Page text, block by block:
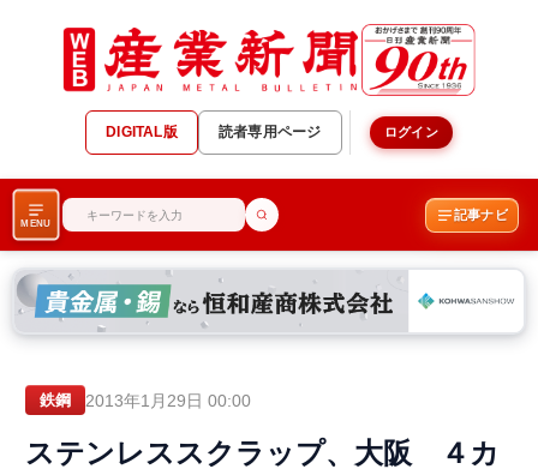
DIGITAL版 読者専用ページ ログイン
MENU
記事ナビ
鉄鋼 2013年1月29日 00:00
ステンレススクラップ、大阪 ４カ